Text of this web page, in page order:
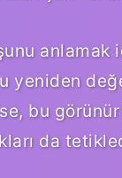
anlamak
yeniden
bu
da